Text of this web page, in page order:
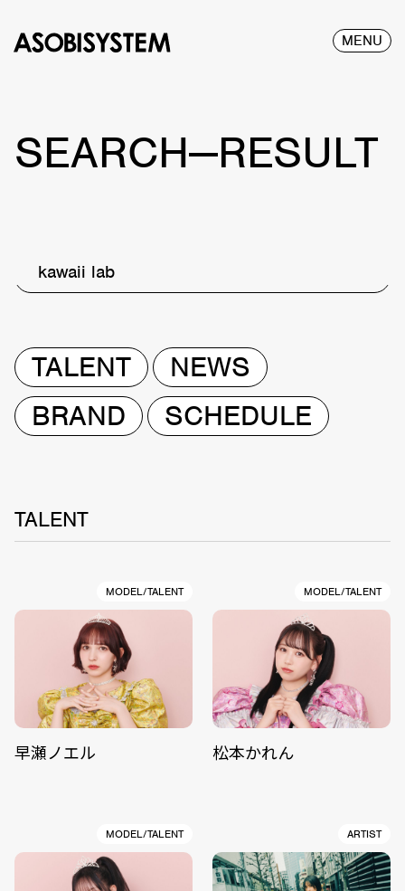
MENU
SEARCH—RESULT
kawaii lab
TALENT
NEWS
BRAND
SCHEDULE
TALENT
MODEL/TALENT
早瀬ノエル
MODEL/TALENT
松本かれん
MODEL/TALENT ARTIST